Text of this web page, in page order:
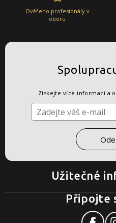
Ověřeno profesionály v
oboru
Užitečné
Získejte více informací a
Připojte